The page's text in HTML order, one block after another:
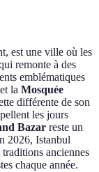
est une ville où les
remonte à des
emblématiques
et la Mosquée
différente de son
les jours
Bazar reste un
2026, Istanbul
anciennes
chaque année.